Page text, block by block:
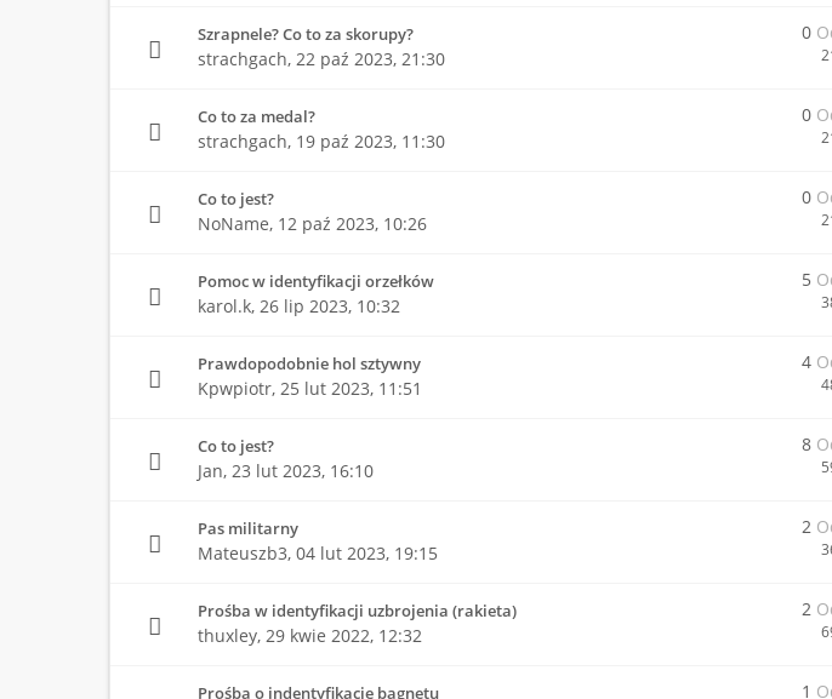
Szrapnele? Co to za skorupy?
strachgach, 22 paź 2023, 21:30
0
Co to za medal?
strachgach, 19 paź 2023, 11:30
0
Co to jest?
NoName, 12 paź 2023, 10:26
0
Pomoc w identyfikacji orzełków
karol.k, 26 lip 2023, 10:32
5
Prawdopodobnie hol sztywny
Kpwpiotr, 25 lut 2023, 11:51
4
Co to jest?
Jan, 23 lut 2023, 16:10
8
Pas militarny
Mateuszb3, 04 lut 2023, 19:15
2
Prośba w identyfikacji uzbrojenia (rakieta)
thuxley, 29 kwie 2022, 12:32
2
Prośba o indentyfikację bagnetu 1